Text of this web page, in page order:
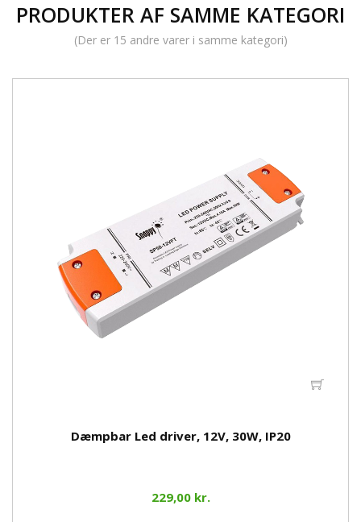
PRODUKTER AF SAMME KATEGORI
(Der er 15 andre varer i samme kategori)
Dæmpbar Led driver, 12V, 30W, IP20
229,00 kr.